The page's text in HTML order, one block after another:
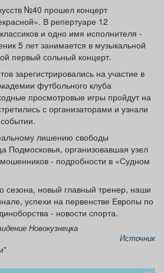
№40 прошел концерт
В репертуаре 12
и одно имя исполнителя -
5 лет занимается в музыкальной
первый сольный концерт.
зарегистрировались на участие в
футбольного клуба
просмотровые игры пройдут на
с организаторами и узнали
лишению свободы
Подмосковья, организовавшая узел
- подробности в «Судном
сезона, новый главный тренер, наши
успехи на первенстве Европы по
- новости спорта.
Новокузнецка
Источник